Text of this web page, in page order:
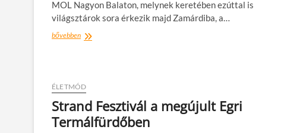
MOL Nagyon Balaton, melynek keretében ezúttal is
világsztárok sora érkezik majd Zamárdiba, a…
bővebbenParov
is
a
STRANDra!
ÉLETMÓD
Strand Fesztivál a megújult Egri
Termálfürdőben